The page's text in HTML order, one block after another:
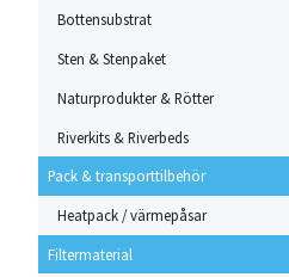
Bottensubstrat
Sten & Stenpaket
Naturprodukter & Rötter
Riverkits & Riverbeds
Pack & transporttilbehör
Heatpack / värmepåsar
Filtermaterial